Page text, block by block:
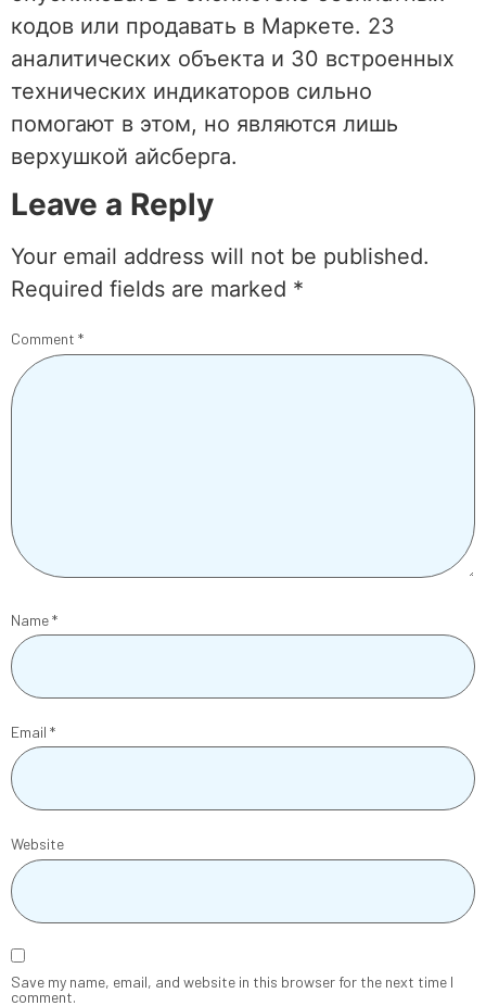
кодов или продавать в Маркете. 23
аналитических объекта и 30 встроенных
технических индикаторов сильно
помогают в этом, но являются лишь
верхушкой айсберга.
Leave a Reply
Your email address will not be published.
Required fields are marked *
Comment *
Name*
Email *
Website
Save my name, email, and website in this browser for the next time I
comment.